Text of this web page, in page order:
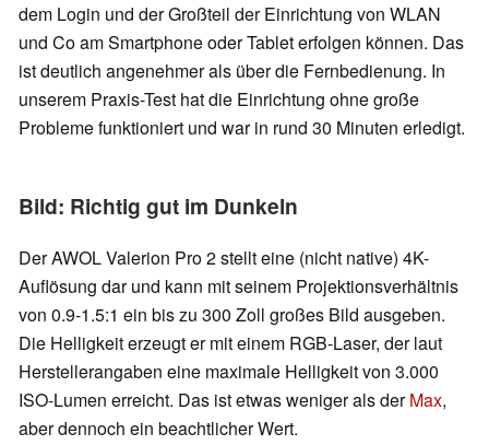
dem Login und der Großteil der Einrichtung von WLAN
und Co am Smartphone oder Tablet erfolgen können. Das
ist deutlich angenehmer als über die Fernbedienung. In
unserem Praxis-Test hat die Einrichtung ohne große
Probleme funktioniert und war in rund 30 Minuten erledigt.
Bild: Richtig gut im Dunkeln
Der AWOL Valerion Pro 2 stellt eine (nicht native) 4K-
Auflösung dar und kann mit seinem Projektionsverhältnis
von 0.9-1.5:1 ein bis zu 300 Zoll großes Bild ausgeben.
Die Helligkeit erzeugt er mit einem RGB-Laser, der laut
Herstellerangaben eine maximale Helligkeit von 3.000
ISO-Lumen erreicht. Das ist etwas weniger als derMax,
aber dennoch ein beachtlicher Wert.